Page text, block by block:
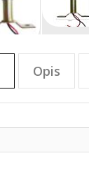
Opis